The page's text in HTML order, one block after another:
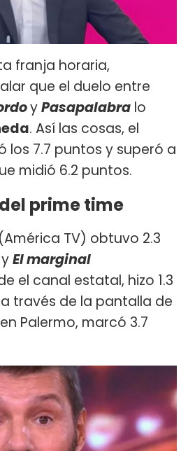
franja horaria,
que el duelo entre
yPasapalabra lo
. Así las cosas, el
los 7.7 puntos y superó a
midió 6.2 puntos.
prime time
(América TV) obtuvo 2.3
El marginal
el canal estatal, hizo 1.3
través de la pantalla de
Palermo, marcó 3.7